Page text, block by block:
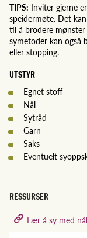
TIPS: Inviter gjerne
speidermøte. Det
til å brodere
symetoder kan også
eller stopping.
UTSTYR
Egnet stoff
Nål
Sytråd
Garn
Saks
Eventuelt
RESSURSER
Lær å sy med